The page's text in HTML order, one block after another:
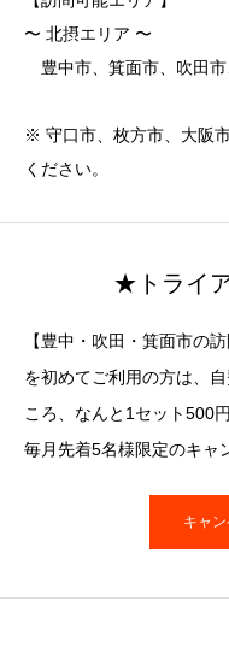
〜 北摂エリア 〜
豊中市、箕面市、吹田
※ 守口市、枚方市、大阪
ください。
★トライ
【豊中・吹田・箕面市の
を初めてご利用の方は、
ころ、なんと1セット500
毎月先着5名様限定のキャ
キャ